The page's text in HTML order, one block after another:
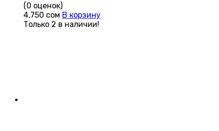
(0 оценок)
4,750 сом В корзину
Только 2 в наличии!